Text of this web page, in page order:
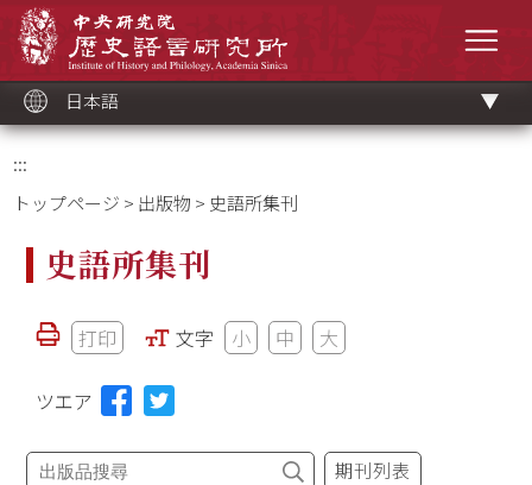
ッ
ク
日本語
:::
トップページ > 出版物 > 史語所集刊
史語所集刊
打印 文字 小 中 大
ツエア
期刊列表